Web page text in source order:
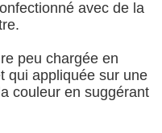
avec de la
peu chargée en
qui appliquée sur une
couleur en suggérant